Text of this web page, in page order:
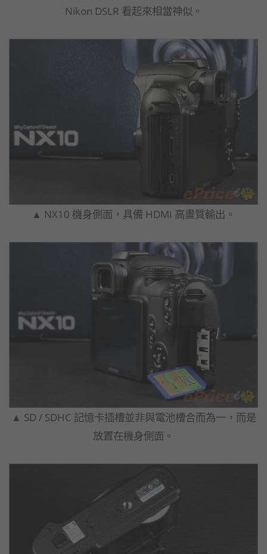
Nikon DSLR 看起來相當神似。
▲ NX10 機身側面，具備 HDMI 高畫質輸出。
▲ SD / SDHC 記憶卡插槽並非與電池槽合而為一，而是
放置在機身側面。